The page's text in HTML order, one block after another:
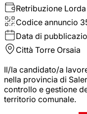
Retribuzione Lorda
Codice annuncio
Data di
Città Torre Orsaia
Il/la candidato/a
nella provincia di
controllo e gestione
territorio comunale.